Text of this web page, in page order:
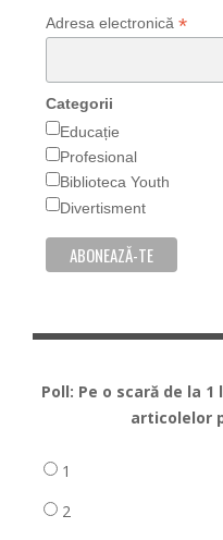
Adresa electronică *
Categorii
Educație
Profesional
Biblioteca Youth
Divertisment
Poll: Pe o scară de la
articolelor
1
2